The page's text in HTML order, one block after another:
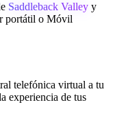
Saddleback Valley y
portátil o Móvil
telefónica virtual a tu
experiencia de tus